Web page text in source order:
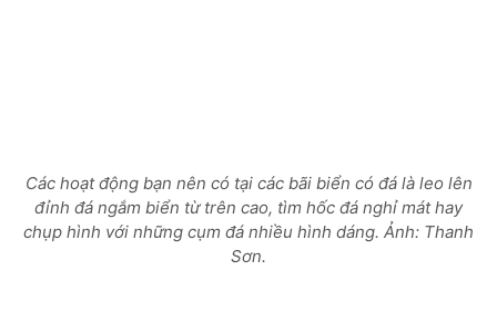
Các hoạt động bạn nên có tại các bãi biển có đá là leo lên
đỉnh đá ngắm biển từ trên cao, tìm hốc đá nghỉ mát hay
chụp hình với những cụm đá nhiều hình dáng. Ảnh: Thanh
Sơn.